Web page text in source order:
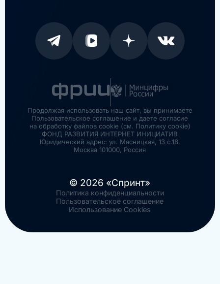
Продолжая использовать наш сайт, вы принимаете
Пользовательское соглашение и даете согласие
на обработку файлов cookie (см. Политику cookie)
ФОНД РАЗВИТИЯ ИНТЕРНЕТ ИНИЦИАТИВ
Юридический адрес: ул. Мясницкая, 13 с.18,
Москва 101000, Россия
© 2026 «Спринт»
Политика конфиденциальности
Пользовательское соглашение
Использование Cookies